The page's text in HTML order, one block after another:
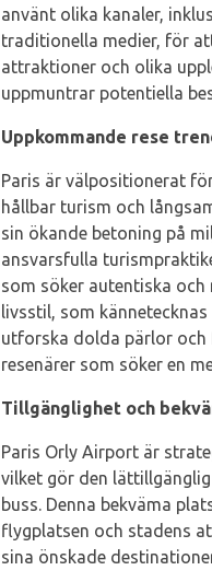
använt olika kanaler,
traditionella medier, för
attraktioner och olika
uppmuntrar potentiella
Uppkommande rese
Paris är välpositionerat
hållbar turism och
sin ökande betoning på
ansvarsfulla
som söker autentiska och
livsstil, som
utforska dolda pärlor och
resenärer som söker en
Tillgänglighet och
Paris Orly Airport är
vilket gör den
buss. Denna bekväma
flygplatsen och stadens
sina önskade